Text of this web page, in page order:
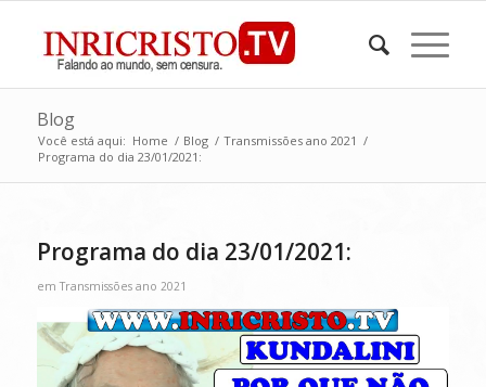
Blog
Você está aqui: Home / Blog / Transmissões ano 2021 /
Programa do dia 23/01/2021:
Programa do dia 23/01/2021:
emTransmissões ano 2021